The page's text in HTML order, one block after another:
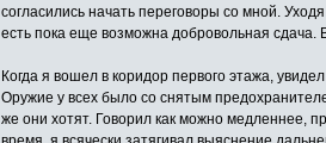
согласились начать переговоры со мной.
есть пока еще возможна добровольная
Когда я вошел в коридор первого этажа,
Оружие у всех было со снятым
же они хотят. Говорил как можно медленнее,